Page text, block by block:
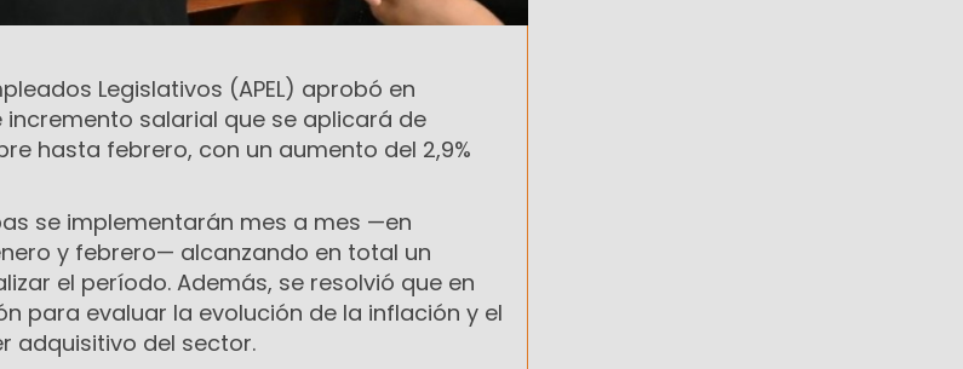
Legislativos (APEL) aprobó en
salarial que se aplicará de
hasta febrero, con un aumento del 2,9%
se implementarán mes a mes —en
y febrero— alcanzando en total un
el período. Además, se resolvió que en
para evaluar la evolución de la inflación y el
adquisitivo del sector.